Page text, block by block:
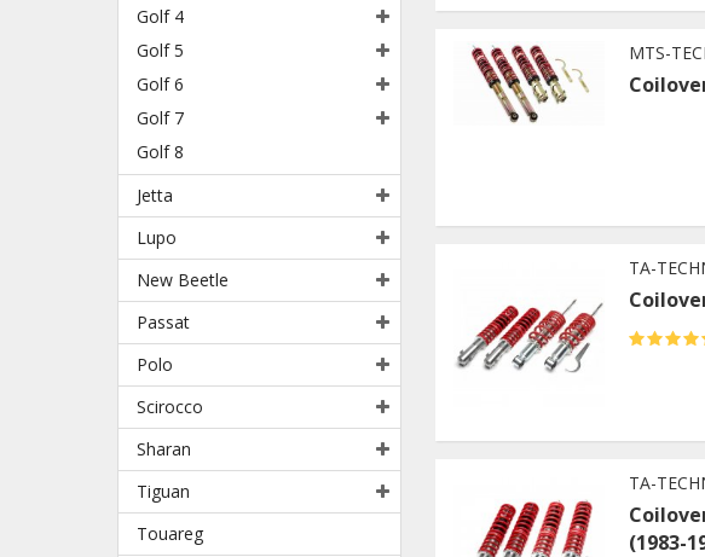
Golf 4
Golf 5
Golf 6
Golf 7
Golf 8
Jetta
Lupo
New Beetle
Passat
Polo
Scirocco
Sharan
Tiguan
Touareg
MTS-
TA-
TA-
(1983-